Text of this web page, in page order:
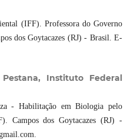
(IFF). Professora do Governo
dos Goytacazes (RJ) - Brasil. E-
Instituto Federal
- Habilitação em Biologia pelo
Campos dos Goytacazes (RJ) -